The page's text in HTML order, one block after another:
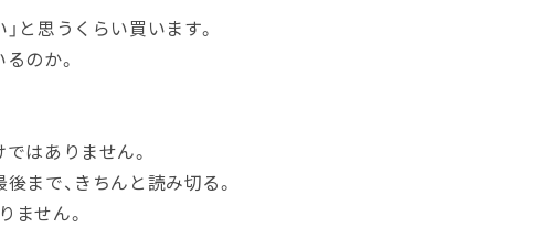
と思うくらい買います。
のか。
はありません。
まで、きちんと読み切る。
ません。